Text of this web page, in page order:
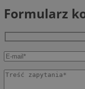
Formularz